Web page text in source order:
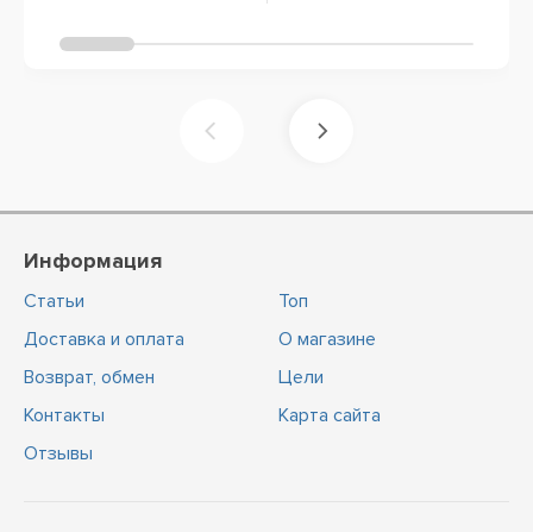
Информация
Статьи
Доставка и оплата
Возврат, обмен
Контакты
Отзывы
Топ
О магазине
Цели
Карта сайта